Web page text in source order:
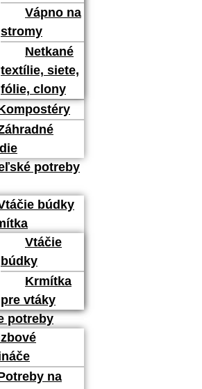
Vápno na
stromy
Netkané
textílie, siete,
fólie, clony
potreby
búdky
Vtáčie
búdky
Krmítka
pre vtáky
potreby
na